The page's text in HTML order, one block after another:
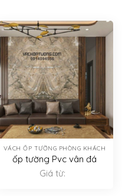
VÁCH ỐP TƯỜNG PHÒNG KHÁCH
ốp tường Pvc vân đá
Giá từ: